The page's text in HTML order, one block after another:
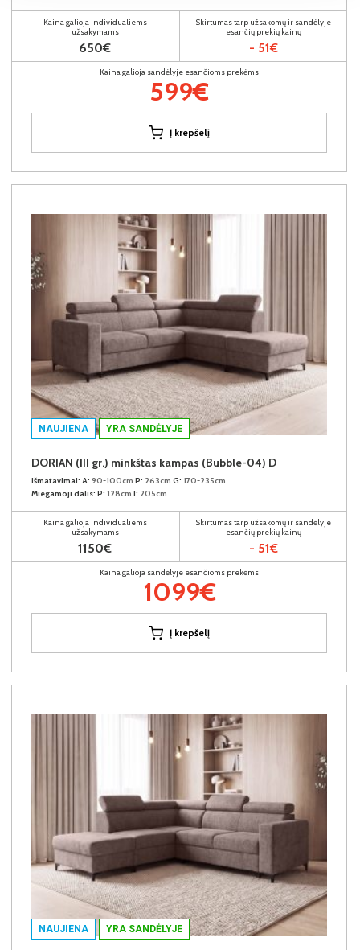
Kaina galioja individualiems
užsakymams
650€
Skirtumas tarp užsakomų ir sandėlyje
esančių prekių kainų
- 51€
Kaina galioja sandėlyje esančioms prekėms
599€
Į krepšelį
NAUJIENA YRA SANDĖLYJE
DORIAN (III gr.) minkštas kampas (Bubble-04) D
Išmatavimai: A: 90-100cm P: 263cm G: 170-235cm
Miegamoji dalis: P: 128cm I: 205cm
Kaina galioja individualiems
užsakymams
1150€
Skirtumas tarp užsakomų ir sandėlyje
esančių prekių kainų
- 51€
Kaina galioja sandėlyje esančioms prekėms
1099€
Į krepšelį
NAUJIENA YRA SANDĖLYJE